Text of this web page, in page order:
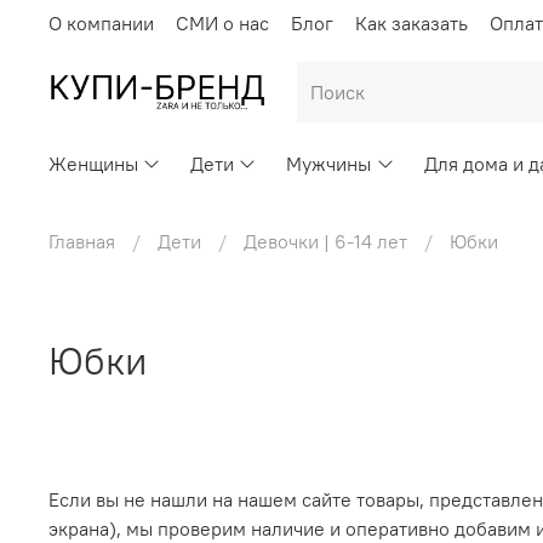
О компании СМИ о нас Блог Как заказать
Женщины Дети Мужчины Для дома и
Главная Дети Девочки | 6-14 лет Юбки
Юбки
Если вы не нашли на нашем сайте товары,
экрана), мы проверим наличие и оперативно добавим